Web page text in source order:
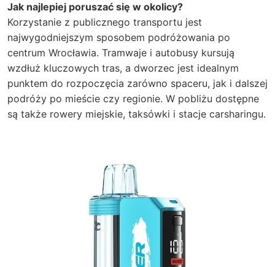
Jak najlepiej poruszać się w okolicy?
Korzystanie z publicznego transportu jest
najwygodniejszym sposobem podróżowania po
centrum Wrocławia. Tramwaje i autobusy kursują
wzdłuż kluczowych tras, a dworzec jest idealnym
punktem do rozpoczęcia zarówno spaceru, jak i dalszej
podróży po mieście czy regionie. W pobliżu dostępne
są także rowery miejskie, taksówki i stacje carsharingu.